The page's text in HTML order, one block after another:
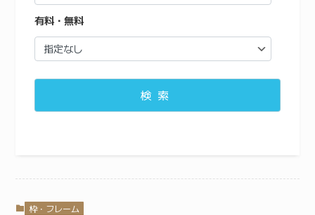
有料・無料
検索
枠・フレーム